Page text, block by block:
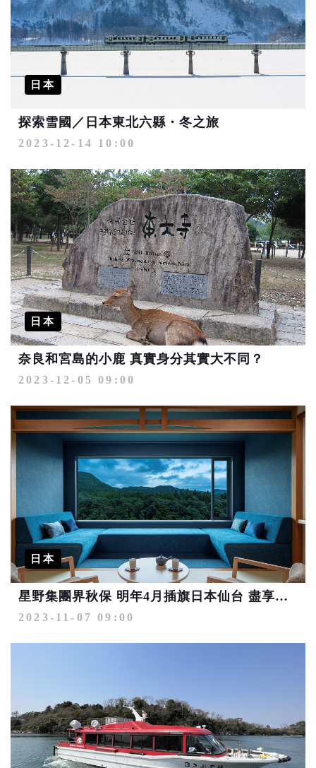
日本
探索雪國／日本東北六縣・冬之旅
2023-12-14 10:00
日本
奈良和宮島的小鹿 真實身分其實大不同？
2023-12-05 09:00
日本
星野集團界秋保 明年4月插旗日本仙台 盡享溫泉美食
2023-11-07 09:00